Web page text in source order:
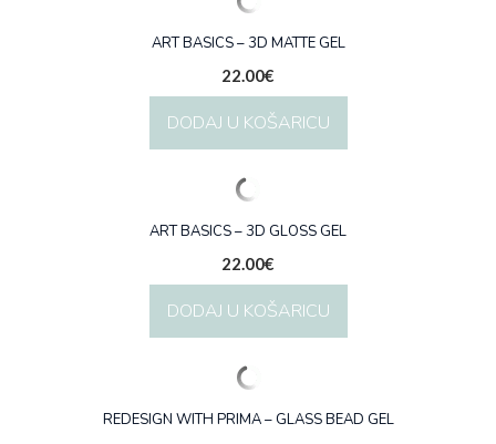
ART BASICS – 3D MATTE GEL
22.00€
DODAJ U KOŠARICU
ART BASICS – 3D GLOSS GEL
22.00€
DODAJ U KOŠARICU
REDESIGN WITH PRIMA – GLASS BEAD GEL